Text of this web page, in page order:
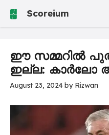
Scoreium
ഈ സമ്മറിൽ
ഇല്ല: കാർലോ
August 23, 2024 by Rizwan